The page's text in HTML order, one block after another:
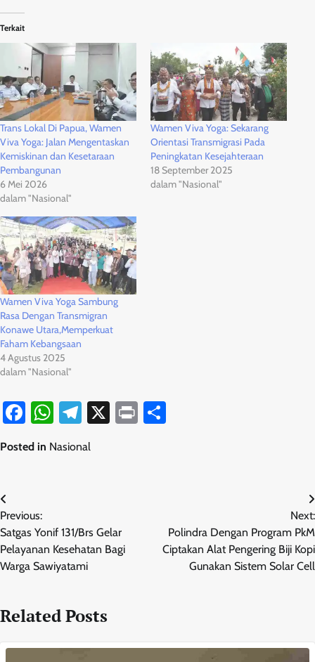
Terkait
Trans Lokal Di Papua, Wamen
Viva Yoga: Jalan Mengentaskan
Kemiskinan dan Kesetaraan
Pembangunan
6 Mei 2026
dalam "Nasional"
Wamen Viva Yoga: Sekarang
Orientasi Transmigrasi Pada
Peningkatan Kesejahteraan
18 September 2025
dalam "Nasional"
Wamen Viva Yoga Sambung
Rasa Dengan Transmigran
Konawe Utara,Memperkuat
Faham Kebangsaan
4 Agustus 2025
dalam "Nasional"
Facebook
WhatsApp
Telegram
X Print
Posted in Nasional
Navigasi
pos
Previous:
Satgas Yonif 131/Brs Gelar
Pelayanan Kesehatan Bagi
Warga Sawiyatami
Next:
Polindra Dengan Program PkM
Ciptakan Alat Pengering Biji Kopi
Gunakan Sistem Solar Cell
Related Posts